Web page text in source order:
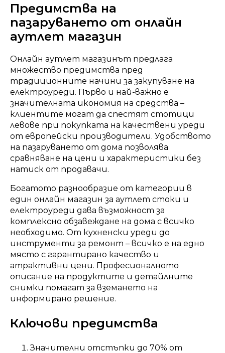
Предимства на
пазаруването от онлайн
аутлет магазин
Онлайн аутлет магазинът предлага
множество предимства пред
традиционните начини за закупуване на
електроуреди. Първо и най-важно е
значителната икономия на средства –
клиентите могат да спестят стотици
левове при покупката на качествени уреди
от европейски производители. Удобството
на пазаруването от дома позволява
сравняване на цени и характеристики без
натиск от продавачи.
Богатото разнообразие от категории в
един онлайн магазин за аутлет стоки и
електроуреди дава възможност за
комплексно обзавеждане на дома с всичко
необходимо. От кухненски уреди до
инструменти за ремонт – всичко е на едно
място с гарантирано качество и
атрактивни цени. Професионалното
описание на продуктите и детайлните
снимки помагат за вземането на
информирано решение.
Ключови предимства
Значителни отстъпки до 70% от